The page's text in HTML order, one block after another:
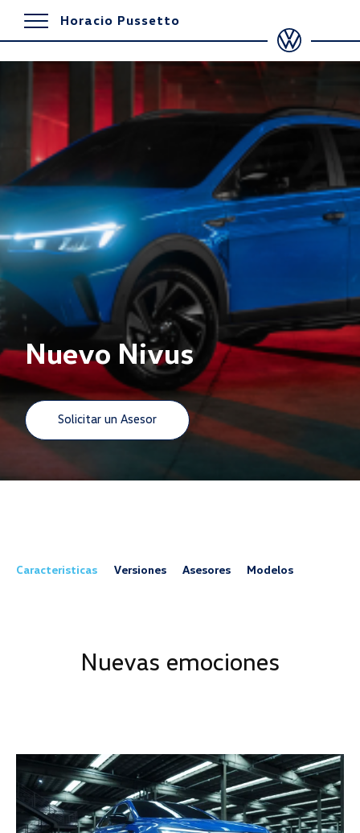
Horacio Pussetto
Nuevo Nivus
Solicitar un Asesor
Caracteristicas Versiones Asesores Modelos
Nuevas emociones